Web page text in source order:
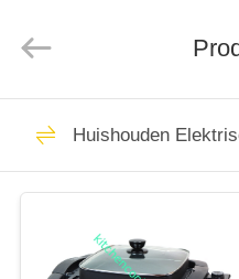
HUIS
PRODUCTEN
VIDEOS
Rights
by
Huishouden